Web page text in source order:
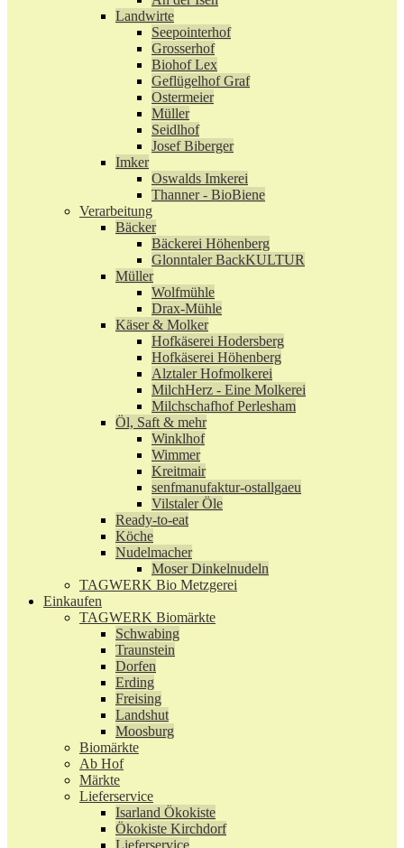
Landwirte
Seepointerhof
Grosserhof
Biohof Lex
Geflügelhof Graf
Ostermeier
Müller
Seidlhof
Josef Biberger
Imker
Oswalds Imkerei
Thanner - BioBiene
Verarbeitung
Bäcker
Bäckerei Höhenberg
Glonntaler BackKULTUR
Müller
Wolfmühle
Drax-Mühle
Käser & Molker
Hofkäserei Hodersberg
Hofkäserei Höhenberg
Alztaler Hofmolkerei
MilchHerz - Eine Molkerei
Milchschafhof Perlesham
Öl, Saft & mehr
Winklhof
Wimmer
Kreitmair
senfmanufaktur-ostallgaeu
Vilstaler Öle
Ready-to-eat
Köche
Nudelmacher
Moser Dinkelnudeln
TAGWERK Bio Metzgerei
Einkaufen
TAGWERK Biomärkte
Schwabing
Traunstein
Dorfen
Erding
Freising
Landshut
Moosburg
Biomärkte
Ab Hof
Märkte
Lieferservice
Isarland Ökokiste
Ökokiste Kirchdorf
Lieferservice